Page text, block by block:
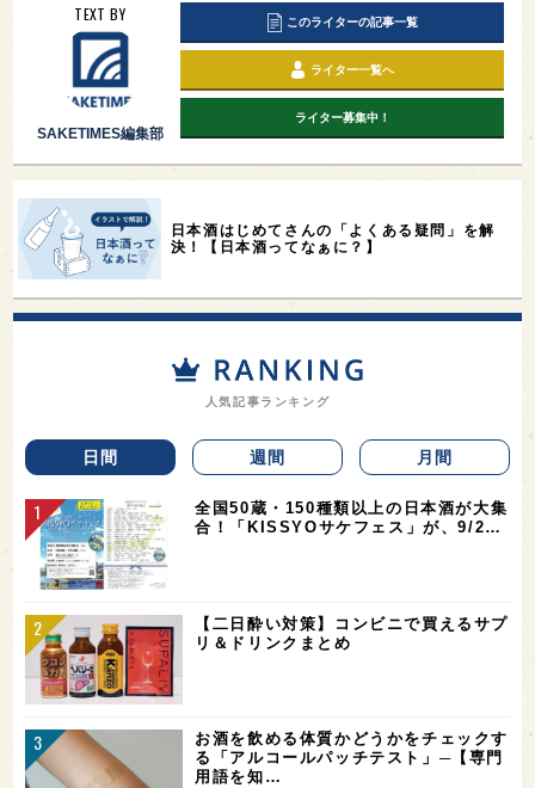
TEXT BY
SAKETIMES編集部
このライターの記事一覧
ライター一覧へ
ライター募集中！
日本酒はじめてさんの「よくある疑問」を解
決！【日本酒ってなぁに？】
人気記事ランキング
日間 週間 月間
全国50蔵・150種類以上の日本酒が大集
合！「KISSYOサケフェス」が、9/2…
【二日酔い対策】コンビニで買えるサプ
リ＆ドリンクまとめ
お酒を飲める体質かどうかをチェックす
る「アルコールパッチテスト」─【専門
用語を知…